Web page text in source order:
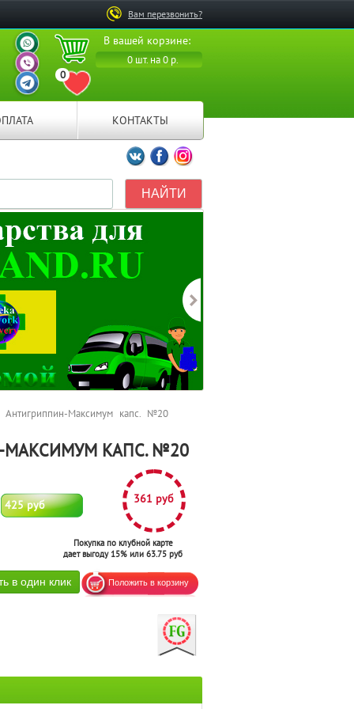
Вам перезвонить?
В вашей корзине:
0 шт. на 0 р.
0
ПЕРЕЙТИ В ИЗБРАННОЕ
ВАШ ПЕРСОНАЛЬНЫЙ
МЕНЕДЖЕР
ВАШ ПЕРСОНАЛЬНЫЙ
МЕНЕДЖЕР
ВАШ ПЕРСОНАЛЬНЫЙ
МЕНЕДЖЕР
КОНТАКТЫ
Мы ВКонтакте
Мы на Facebook
Мы в Instagramm
Максимум капс. №20
КАПС. №20
425 руб 361 руб
Покупка по клубной карте
дает выгоду 15% или 63.75 руб